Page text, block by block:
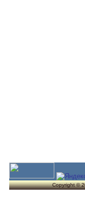
Copyright ©